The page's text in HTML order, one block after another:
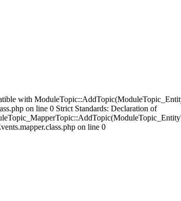
with
on line 0 Strict Standards: Declaration of
on line 0